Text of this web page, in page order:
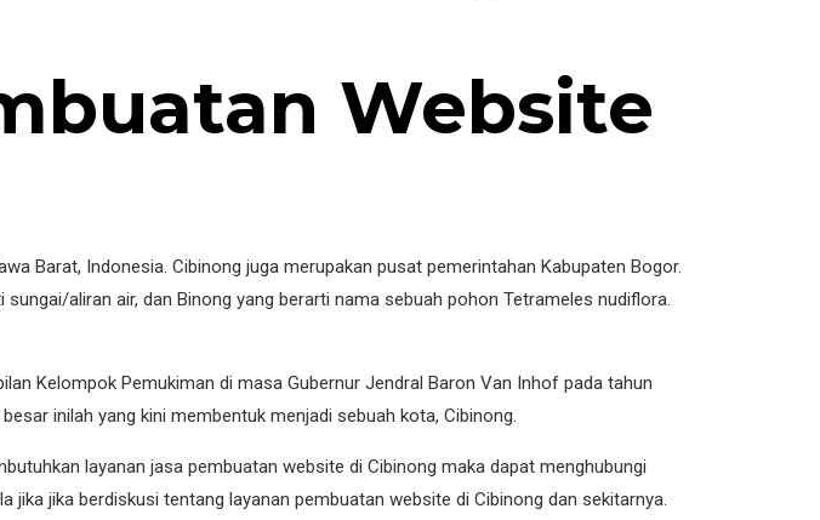
Website
Barat, Indonesia. Cibinong juga merupakan pusat pemerintahan Kabupaten Bogor.
aliran air, dan Binong yang berarti nama sebuah pohon Tetrameles nudiflora.
Kelompok Pemukiman di masa Gubernur Jendral Baron Van Inhof pada tahun
inilah yang kini membentuk menjadi sebuah kota, Cibinong.
layanan jasa pembuatan website di Cibinong maka dapat menghubungi
jika jika berdiskusi tentang layanan pembuatan website di Cibinong dan sekitarnya.